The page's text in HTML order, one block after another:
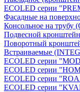
ECOLED серии
Фасадные на
Консольное на трубу
Подвесной
Поворотный
Встраиваемые
ECOLED серии
ECOLED серии
ECOLED серии
ECOLED серии